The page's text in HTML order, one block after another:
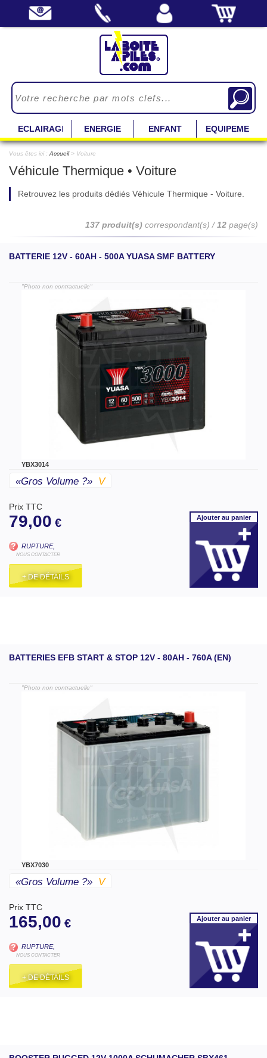
ECLAIRAGE ENERGIE ENFANT EQUIPEMENT
Vous êtes ici : Accueil> Voiture
Véhicule Thermique • Voiture
Retrouvez les produits dédiés Véhicule Thermique - Voiture.
137 produit(s) correspondant(s) /12 page(s)
BATTERIE 12V - 60AH - 500A YUASA SMF BATTERY
"Photo non contractuelle"
YBX3014
«gros Volume ?» V
Prix TTC
79,00 €
RUPTURE,
NOUS CONTACTER
+ DE DÉTAILS
Ajouterau panier
BATTERIES EFB START & STOP 12V - 80AH - 760A (EN)
"Photo non contractuelle"
YBX7030
«gros Volume ?» V
Prix TTC
165,00 €
RUPTURE,
NOUS CONTACTER
+ DE DÉTAILS
Ajouterau panier